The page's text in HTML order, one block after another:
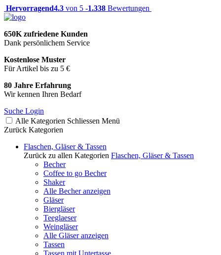
Hervorragend4.3 von 5 -1.338 Bewertungen
650K zufriedene Kunden
Dank persönlichem Service
Kostenlose Muster
Für Artikel bis zu 5 €
80 Jahre Erfahrung
Wir kennen Ihren Bedarf
Suche Login
Alle Kategorien Schliessen Menü
Zurück Kategorien
Flaschen, Gläser & Tassen
Zurück zu allen Kategorien Flaschen, Gläser & Tassen
Becher
Coffee to go Becher
Shaker
Alle Becher anzeigen
Gläser
Biergläser
Teeglaeser
Weingläser
Alle Gläser anzeigen
Tassen
Tassen mit Untertasse